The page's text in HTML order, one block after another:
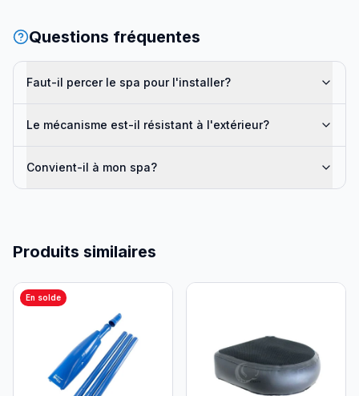
Questions fréquentes
Faut-il percer le spa pour l'installer?
Le mécanisme est-il résistant à l'extérieur?
Convient-il à mon spa?
Produits similaires
En solde